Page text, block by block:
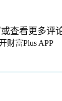
查看更多评
财富Plus APP